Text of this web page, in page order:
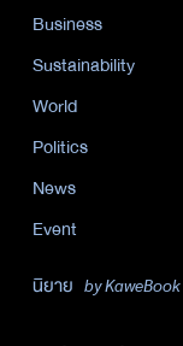
Business
Sustainability
World
Politics
News
Event
นิยาย by KaweBook